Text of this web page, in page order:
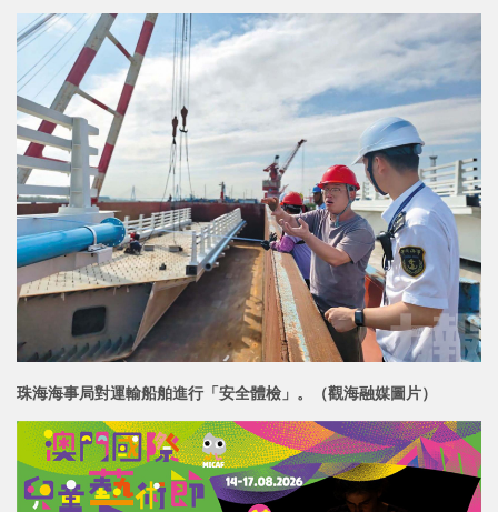
珠海海事局對運輸船舶進行「安全體檢」。（觀海融媒圖片）